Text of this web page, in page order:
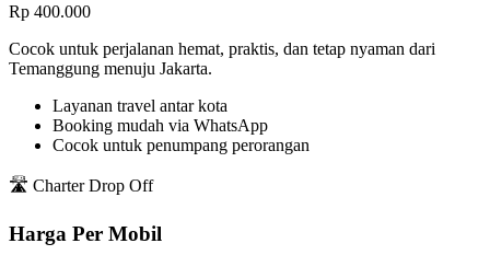
Rp 400.000
Cocok untuk perjalanan hemat, praktis, dan tetap nyaman dari
Temanggung menuju Jakarta.
Layanan travel antar kota
Booking mudah via WhatsApp
Cocok untuk penumpang perorangan
🛣️ Charter Drop Off
Harga Per Mobil